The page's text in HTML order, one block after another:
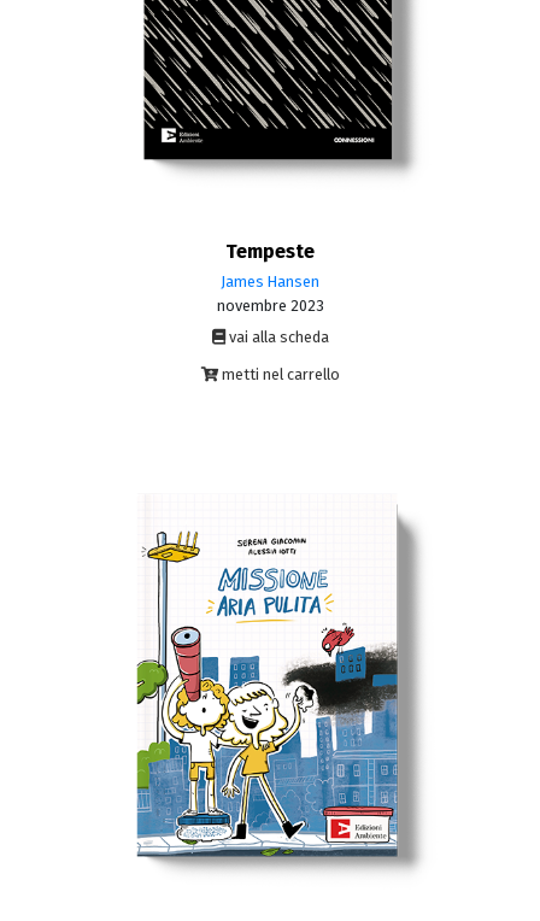
Tempeste
James Hansen
novembre 2023
vai alla scheda
metti nel carrello